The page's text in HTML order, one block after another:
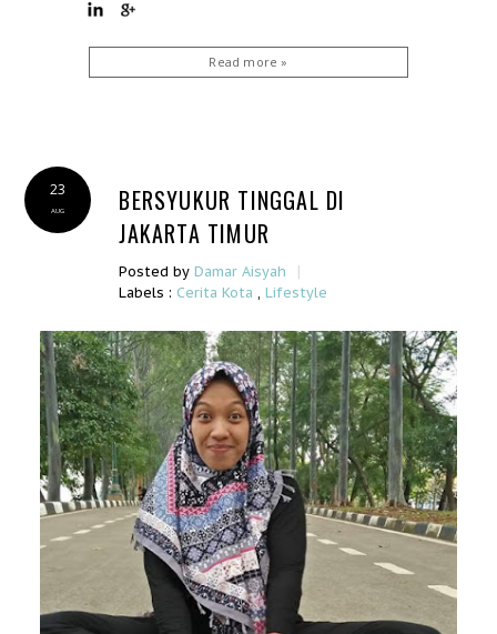
Read more »
AUG
23
BERSYUKUR TINGGAL DI
JAKARTA TIMUR
Posted byDamar Aisyah |
Labels : Cerita Kota ,Lifestyle